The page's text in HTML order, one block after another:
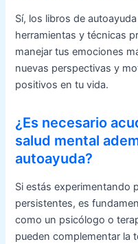
Sí, los libros de
herramientas y técnicas
manejar tus emociones
nuevas perspectivas y
positivos en tu vida.
¿Es necesario
salud mental
autoayuda?
Si estás experimentando
persistentes, es
como un psicólogo o
pueden complementar la